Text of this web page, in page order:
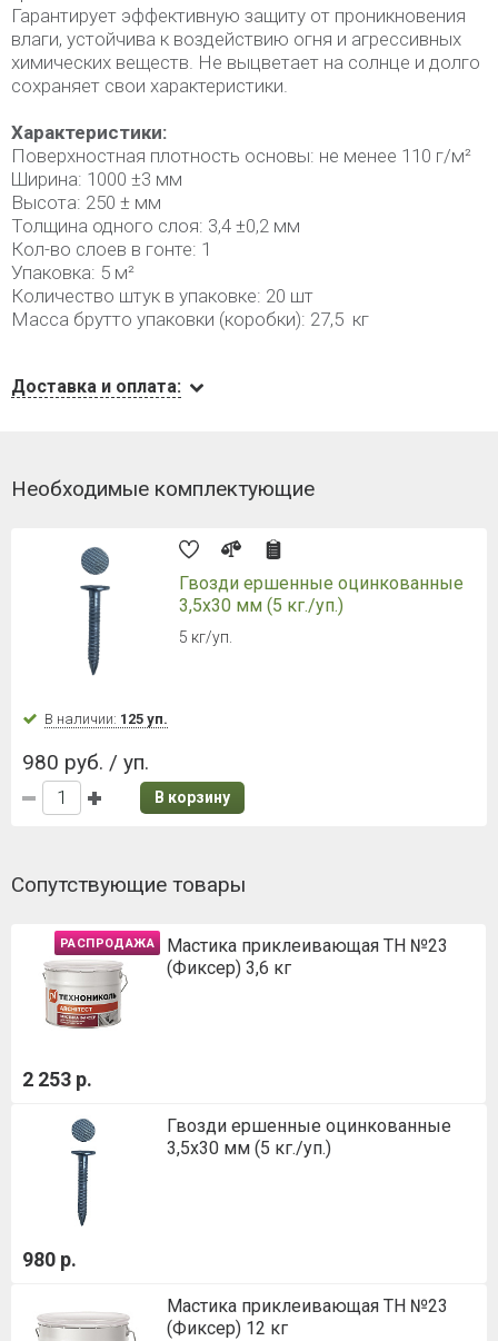
Гарантирует эффективную защиту от проникновения
влаги, устойчива к воздействию огня и агрессивных
химических веществ. Не выцветает на солнце и долго
сохраняет свои характеристики.
Характеристики:
Поверхностная плотность основы: не менее 110 г/м²
Ширина: 1000 ±3 мм
Высота: 250 ± мм
Толщина одного слоя: 3,4 ±0,2 мм
Кол-во слоев в гонте: 1
Упаковка: 5 м²
Количество штук в упаковке: 20 шт
Масса брутто упаковки (коробки): 27,5 кг
Доставка и оплата:
Необходимые комплектующие
Гвозди ершенные оцинкованные
3,5х30 мм (5 кг./уп.)
5 кг/уп.
В наличии: 125 уп.
980 руб. / уп.
В корзину
Сопутствующие товары
РАСПРОДАЖА
Мастика приклеивающая ТН №23
(Фиксер) 3,6 кг
2 253 р.
Гвозди ершенные оцинкованные
3,5х30 мм (5 кг./уп.)
980 р.
Мастика приклеивающая ТН №23
(Фиксер) 12 кг